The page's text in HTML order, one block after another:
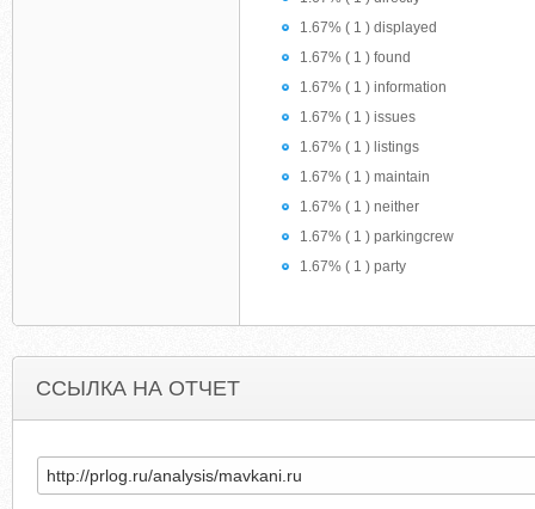
1.67% ( 1 ) displayed
1.67% ( 1 ) found
1.67% ( 1 ) information
1.67% ( 1 ) issues
1.67% ( 1 ) listings
1.67% ( 1 ) maintain
1.67% ( 1 ) neither
1.67% ( 1 ) parkingcrew
1.67% ( 1 ) party
ССЫЛКА НА ОТЧЕТ